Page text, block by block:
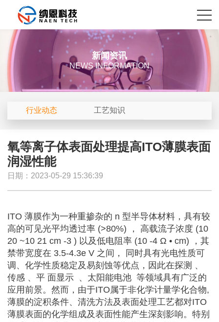
新闻资讯
NEWS INFORMATION
行业动态 工艺知识
氧等离子体表面处理提高ITO薄膜表面
润湿性能
日期：2023-05-29 15:36:39
ITO 薄膜作为一种重掺杂的 n 型半导体材料，具有较
高的可见光平均透过率 (>80%) ， 高载流子浓度 (10
20 ~10 21 cm -3 ) 以及低电阻率 (10 -4 Ω • cm) ，其
禁带宽度在 3.5-4.3e V 之间， 同时具有光电性质可
调、化学性质稳定及易刻蚀等优点，因此在探测 、
传感 、平 面显示 、太阳能电池 等领域具有广泛的
应用前景。然而，由于ITO属于非化学计量学化合物,
薄膜的淀积条件、清洗方法及表面处理工艺都对ITO
薄膜表面的化学组成及表面性能产生深刻影响。特别